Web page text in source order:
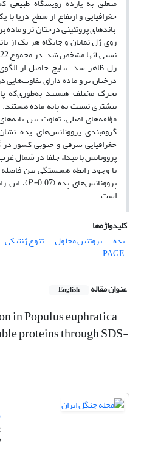
متعلق به یازده رویشگاه
جغرافیایی و ارتفاع از سطح دریا
باندهای پروتئینی درختان نر و
روی ژل نمایان و جایگاه هر یک از
ژل ظاهر شد. نتایج حاصل از
درختان نر و ماده دارای
تحرک مختلف هستند به‌طوری‌که
بیشتری نسبت به پایه ماده
مؤلفه‌های اصلی، تفاوت بین
گروه‌بندی پروونانس‌های پده
جغرافیایی شرقی و جنوبی کشور
پروونانس با مبداء جلفا در شمال
با ‌وجود رابطه همبستگی بین
پروونانس‌های پده ( P=0.07)،
است.
کلیدواژه‌ها
پده
پروتئین محلول تنوع ژنتیکی
PAGE
عنوان مقاله English
in Populus euphratica
proteins through SDS-